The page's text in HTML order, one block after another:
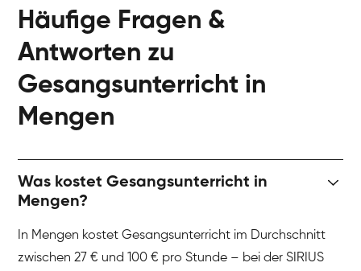
Häufige Fragen &
Antworten zu
Gesangsunterricht in
Mengen
Was kostet Gesangsunterricht in
Mengen?
In Mengen kostet Gesangsunterricht im Durchschnitt
zwischen 27 € und 100 € pro Stunde – bei der SIRIUS